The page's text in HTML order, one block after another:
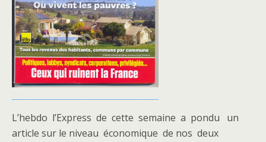
L’hebdo l’Express de cette semaine a pondu un
article sur le niveau économique de nos deux